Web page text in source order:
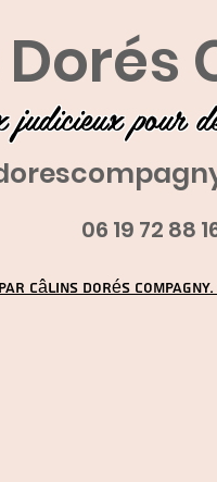
pour
06 19 72 88
Câlins Dorés Compagny.